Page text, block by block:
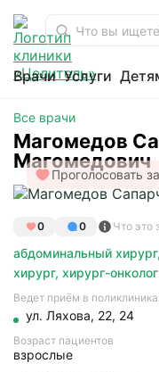
Врачи Услуги
Все врачи
Магомедов
Магомедович
Проголосовать
0 0 Что это
абдоминальный хирург,
хирург, хирург-онколог
Ведет приём в
ул. Ляхова, 22, 24
Возраст пациентов
взрослые